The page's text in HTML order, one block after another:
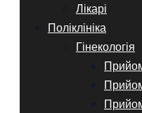
Лікарі
Поліклініка
Гінекологія